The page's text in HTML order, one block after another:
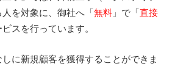
を対象に、御社へ「無料 」で「直接
スを行っています。
に新規顧客を獲得することができま